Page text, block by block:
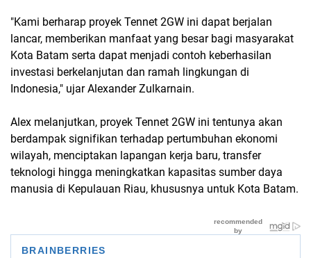
"Kami berharap proyek Tennet 2GW ini dapat berjalan
lancar, memberikan manfaat yang besar bagi masyarakat
Kota Batam serta dapat menjadi contoh keberhasilan
investasi berkelanjutan dan ramah lingkungan di
Indonesia," ujar Alexander Zulkarnain.
Alex melanjutkan, proyek Tennet 2GW ini tentunya akan
berdampak signifikan terhadap pertumbuhan ekonomi
wilayah, menciptakan lapangan kerja baru, transfer
teknologi hingga meningkatkan kapasitas sumber daya
manusia di Kepulauan Riau, khususnya untuk Kota Batam.